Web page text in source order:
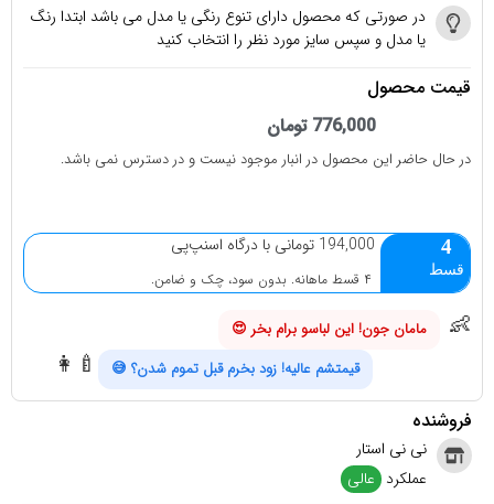
فروشنده
نی نی استار
عملکرد عالی
در صورتی که محصول دارای تنوع رنگی یا مدل می باشد ابتدا رنگ
یا مدل و سپس سایز مورد نظر را انتخاب کنید
قیمت محصول
776,000 تومان
در حال حاضر این محصول در انبار موجود نیست و در دسترس نمی باشد.
4
قسط
194,000 تومانی با درگاه اسنپ‌پی
۴ قسط ماهانه. بدون سود، چک و ضامن.
👶 مامان جون! این لباسو برام بخر 😍
👩‍🍼 قیمتشم عالیه! زود بخرم قبل تموم شدن؟ 😅